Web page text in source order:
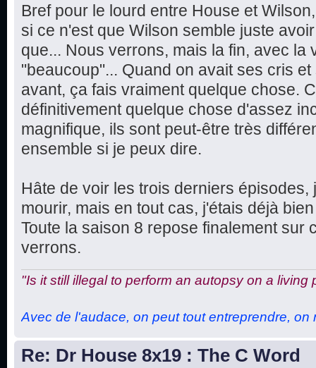
Bref pour le lourd entre House et
si ce n'est que Wilson semble juste
que... Nous verrons, mais la fin, avec la
"beaucoup"... Quand on avait ses cris
avant, ça fais vraiment quelque chose.
définitivement quelque chose d'assez
magnifique, ils sont peut-être très
ensemble si je peux dire.
Hâte de voir les trois derniers
mourir, mais en tout cas, j'étais déjà
Toute la saison 8 repose finalement sur
verrons.
"Is it still illegal to perform an autopsy on a living
Avec de l'audace, on peut tout entreprendre, on
Re: Dr House 8x19 : The C Word